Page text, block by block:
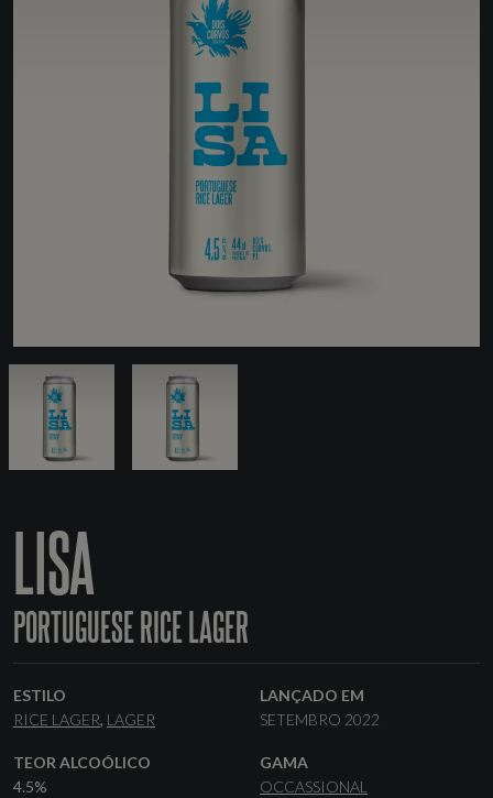
LISA
PORTUGUESE RICE LAGER
ESTILO
RICE LAGER LAGER
LANÇADO EM
SETEMBRO 2022
TEOR ALCOÓLICO
4.5%
GAMA
OCCASSIONAL